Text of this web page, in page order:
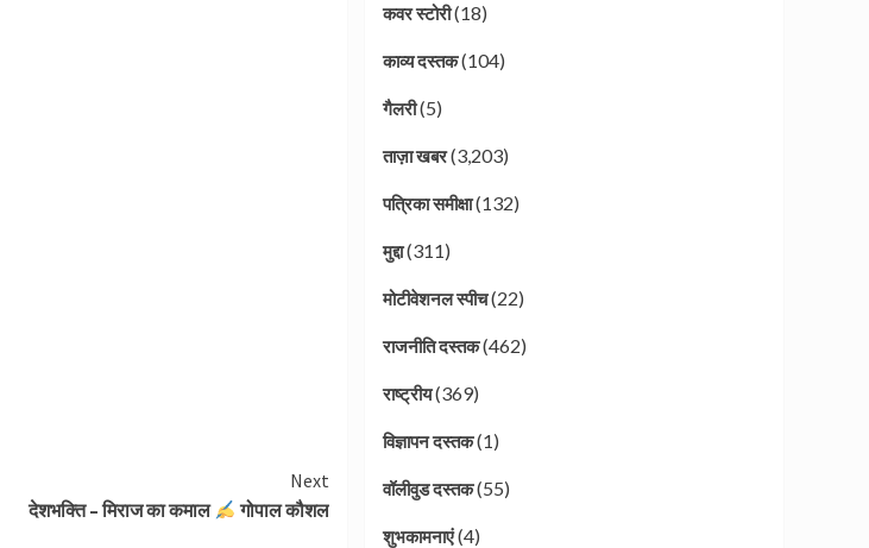
Next
देशभक्ति – मिराज का कमाल
गोपाल कौशल
कवर स्टोरी(18)
काव्य दस्तक(104)
गैलरी(5)
ताज़ा खबर(3,203)
पत्रिका समीक्षा(132)
मुद्दा(311)
मोटीवेशनल स्पीच(22)
राजनीति दस्तक(462)
राष्ट्रीय(369)
विज्ञापन दस्तक(1)
वॉलीवुड दस्तक(55)
शुभकामनाएं(4)